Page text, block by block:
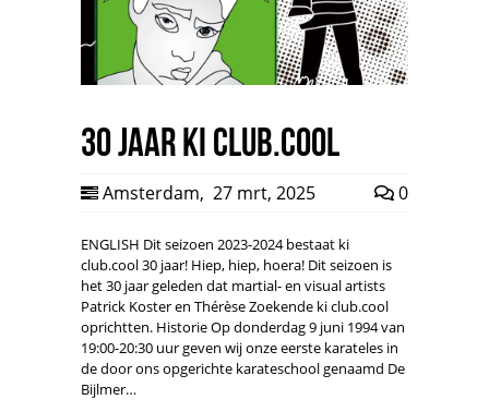
30 jaar ki club.cool
Amsterdam, 27 mrt, 2025 0
ENGLISH Dit seizoen 2023-2024 bestaat ki
club.cool 30 jaar! Hiep, hiep, hoera! Dit seizoen is
het 30 jaar geleden dat martial- en visual artists
Patrick Koster en Thérèse Zoekende ki club.cool
oprichtten. Historie Op donderdag 9 juni 1994 van
19:00-20:30 uur geven wij onze eerste karateles in
de door ons opgerichte karateschool genaamd De
Bijlmer…